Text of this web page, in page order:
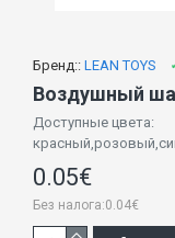
Бренд:: LEAN TOYS
Воздушный
Доступные цвета:
0.05€
Без налога:0.04€